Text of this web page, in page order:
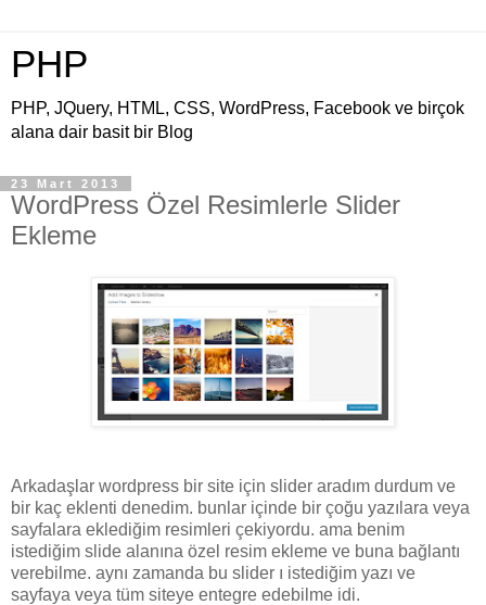
PHP
PHP, JQuery, HTML, CSS, WordPress, Facebook ve birçok
alana dair basit bir Blog
23 Mart 2013
WordPress Özel Resimlerle Slider
Ekleme
Arkadaşlar wordpress bir site için slider aradım durdum ve
bir kaç eklenti denedim. bunlar içinde bir çoğu yazılara veya
sayfalara eklediğim resimleri çekiyordu. ama benim
istediğim slide alanına özel resim ekleme ve buna bağlantı
verebilme. aynı zamanda bu slider ı istediğim yazı ve
sayfaya veya tüm siteye entegre edebilme idi.